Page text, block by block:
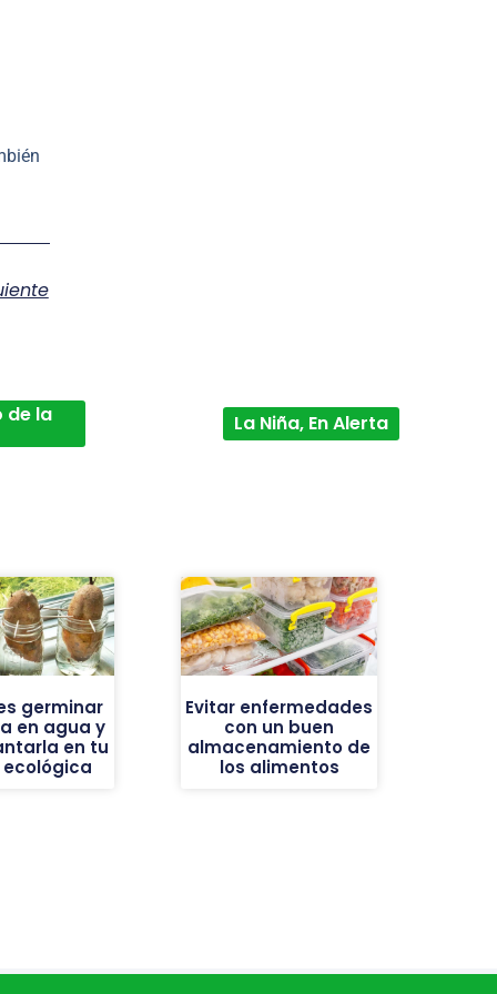
de la La Niña, En Alerta
germinar
en agua y
en tu
Evitar enfermedades
con un buen
almacenamiento de
los alimentos